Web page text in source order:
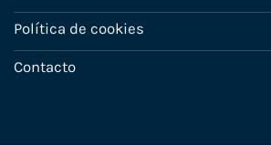
Política de cookies
Contacto